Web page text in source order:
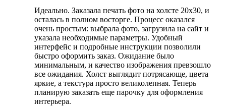
Идеально. Заказала печать фото на холсте 20х30, и
осталась в полном восторге. Процесс оказался
очень простым: выбрала фото, загрузила на сайт и
указала необходимые параметры. Удобный
интерфейс и подробные инструкции позволили
быстро оформить заказ. Ожидание было
минимальным, и качество изображения превзошло
все ожидания. Холст выглядит потрясающе, цвета
яркие, а текстура просто великолепная. Теперь
планирую заказать еще парочку для оформления
интерьера.